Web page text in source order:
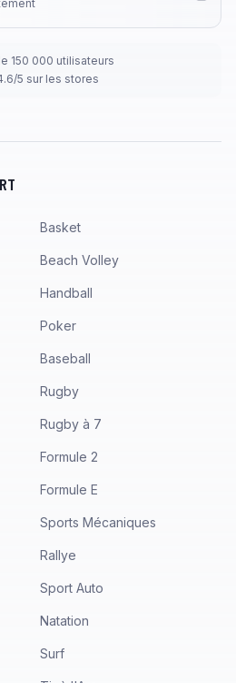
150 000 utilisateurs
5 sur les stores
Basket
Beach Volley
Handball
Poker
Baseball
Rugby
Rugby à 7
Formule 2
Formule E
Sports Mécaniques
Rallye
Sport Auto
Natation
Surf